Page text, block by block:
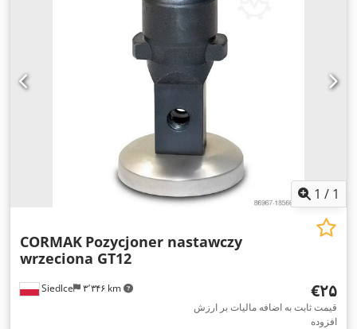
1 / 1
Siedlce ۳٬۳۴۶ km
CORMAK Pozycjoner nastawczy
wrzeciona GT12
‎€۲۵
قیمت ثابت به اضافه مالیات بر ارزش
افزوده